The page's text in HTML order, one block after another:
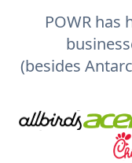
POWR has
(besides